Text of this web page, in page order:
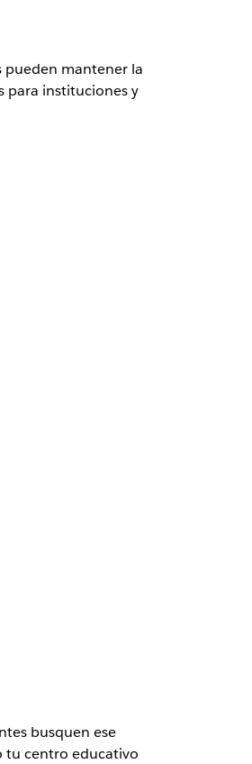
pueden mantener la
para instituciones y
busquen ese
tu centro educativo